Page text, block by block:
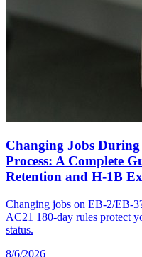
Changing Jobs
Process: A Complete
Retention and H-1B
Changing jobs on EB-2/EB-
AC21 180-day rules protect
status.
8/6/2026